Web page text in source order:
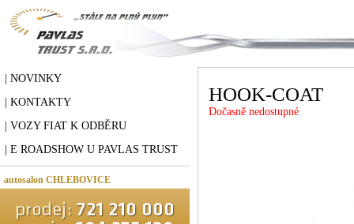
| NOVINKY
| KONTAKTY
| VOZY FIAT K ODBĚRU
| E ROADSHOW U PAVLAS TRUST
autosalon CHLEBOVICE
HOOK-COAT
Dočasně nedostupné